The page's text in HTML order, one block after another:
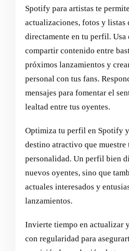
Spotify para artistas te
actualizaciones, fotos y listas
directamente en tu perfil. Usa
compartir contenido entre
próximos lanzamientos y
personal con tus fans.
mensajes para fomentar el
lealtad entre tus oyentes.
Optimiza tu perfil en Spotify
destino atractivo que
personalidad. Un perfil bien
nuevos oyentes, sino que
actuales interesados y
lanzamientos.
Invierte tiempo en actualizar
con regularidad para